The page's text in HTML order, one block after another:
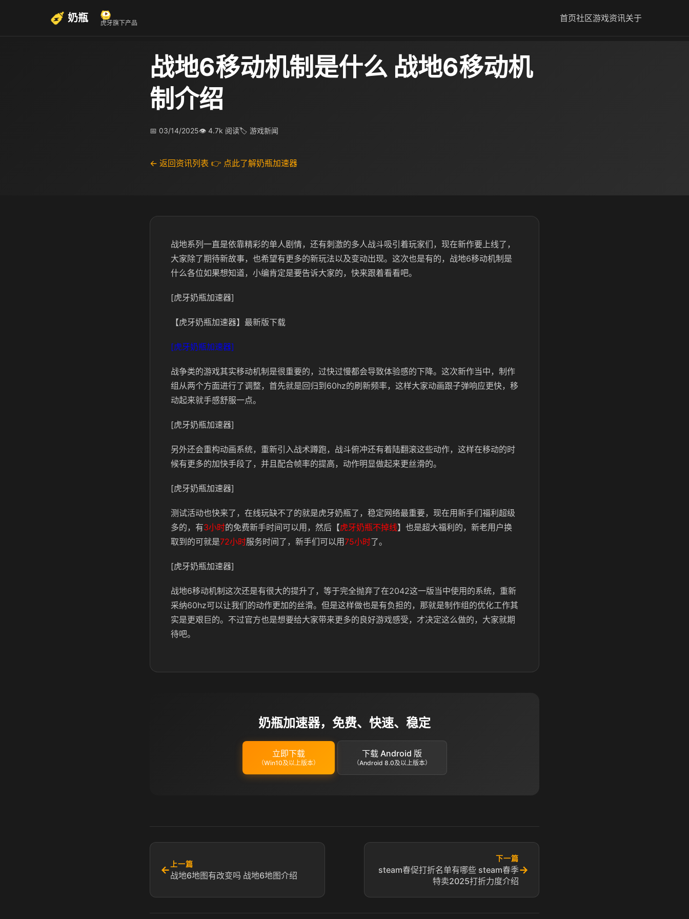
奶瓶 虎牙旗下产品 首页社区游戏资讯关于
战地6移动机制是什么 战地6移动机
制介绍
📅 03/14/2025👁 4.7k 阅读🏷 游戏新闻
← 返回资讯列表 👉 点此了解奶瓶加速器
战地系列一直是依靠精彩的单人剧情，还有刺激的多人战斗吸引着玩家们，现在新作要上线了，
大家除了期待新故事，也希望有更多的新玩法以及变动出现。这次也是有的，战地6移动机制是
什么各位如果想知道，小编肯定是要告诉大家的，快来跟着看看吧。
[虎牙奶瓶加速器]
【虎牙奶瓶加速器】最新版下载
[虎牙奶瓶加速器]
战争类的游戏其实移动机制是很重要的，过快过慢都会导致体验感的下降。这次新作当中，制作
组从两个方面进行了调整，首先就是回归到60hz的刷新频率，这样大家动画跟子弹响应更快，移
动起来就手感舒服一点。
[虎牙奶瓶加速器]
另外还会重构动画系统，重新引入战术蹲跑，战斗俯冲还有着陆翻滚这些动作，这样在移动的时
候有更多的加快手段了，并且配合帧率的提高，动作明显做起来更丝滑的。
[虎牙奶瓶加速器]
测试活动也快来了，在线玩缺不了的就是虎牙奶瓶了，稳定网络最重要，现在用新手们福利超级
多的，有3小时的免费新手时间可以用，然后【虎牙奶瓶不掉线】也是超大福利的，新老用户换
取到的可就是72小时服务时间了，新手们可以用75小时了。
[虎牙奶瓶加速器]
战地6移动机制这次还是有很大的提升了，等于完全抛弃了在2042这一版当中使用的系统，重新
采纳60hz可以让我们的动作更加的丝滑。但是这样做也是有负担的，那就是制作组的优化工作其
实是更艰巨的。不过官方也是想要给大家带来更多的良好游戏感受，才决定这么做的，大家就期
待吧。
奶瓶加速器，免费、快速、稳定
立即下载
（Win10及以上版本）
下载 Android 版
（Android 8.0及以上版本）
← 上一篇
战地6地图有改变吗 战地6地图介绍
下一篇
steam春促打折名单有哪些 steam春季
特卖2025打折力度介绍
→